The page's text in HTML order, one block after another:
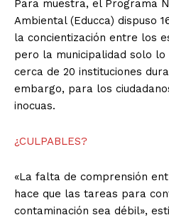
Para muestra, el Programa
Ambiental (Educca) dispuso
la concientización entre los
pero la municipalidad solo
cerca de 20 instituciones
embargo, para los
inocuas.
¿CULPABLES?
«La falta de comprensión
hace que las tareas para
contaminación sea débil»,